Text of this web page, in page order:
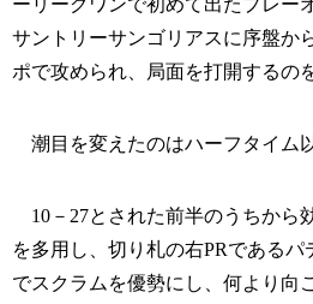
ーリーグワンで初めて出たプレー
サントリーサンゴリアスに序盤か
ポで攻められ、局面を打開するの
潮目を変えたのはハーフタイム
10－27とされた前半のうちから
を多用し、切り札の右PRであるパ
でスクラムを優勢にし、何より向